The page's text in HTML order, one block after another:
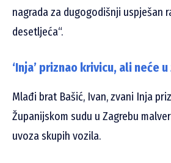
nagrada za dugogodišnji uspješan
desetljeća“.
‘Inja’ priznao krivicu, ali neće
Mlađi brat Bašić, Ivan, zvani Inja
Županijskom sudu u Zagrebu
uvoza skupih vozila.